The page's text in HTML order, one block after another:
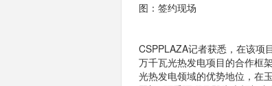
图：签约现场
CSPPLAZA记者获悉，在该项
万千瓦光热发电项目的合作框
光热发电领域的优势地位，在